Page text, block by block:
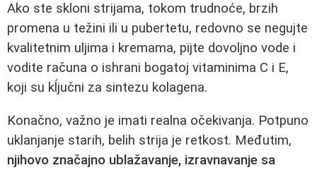
Ako ste skloni strijama, tokom trudnoće, brzih
promena u težini ili u pubertetu, redovno se negujte
kvalitetnim uljima i kremama, pijte dovoljno vode i
vodite računa o ishrani bogatoj vitaminima C i E,
koji su kĺjučni za sintezu kolagena.
Konačno, važno je imati realna očekivanja. Potpuno
uklanjanje starih, belih strija je retkost. Međutim,
njihovo značajno ublažavanje, izravnavanje sa